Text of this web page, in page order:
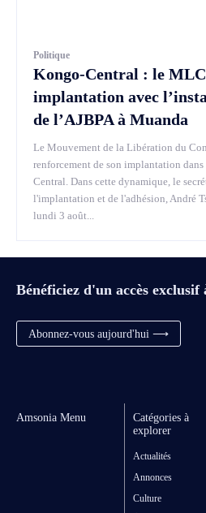
Politique
Kongo-Central : le
implantation avec
de l’AJBPA à Muanda
Le Mouvement de la Libération du
renforcement de son implantation
Central. Dans cette dynamique, le
l'implantation et de l'adhésion, André
lundi 3 août...
Bénéficiez d'un accès exclusif
Abonnez-vous aujourd'hui ⟶
Amsonia Menu
Catégories à
explorer
Actualités
Annonces
Culture